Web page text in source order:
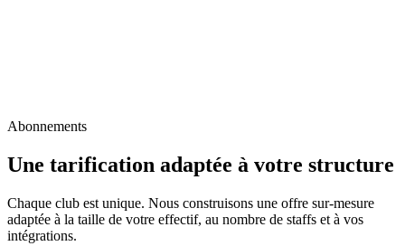
Abonnements
Une tarification adaptée à votre structure
Chaque club est unique. Nous construisons une offre sur-mesure
adaptée à la taille de votre effectif, au nombre de staffs et à vos
intégrations.